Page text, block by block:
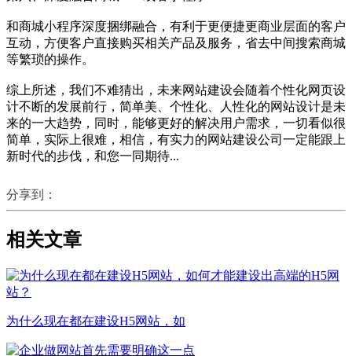
和商城小程序深度捆绑融合，有利于更便捷更商业层面的客户
互动，方便客户直接购买相关产品及服务，省去中间搜索商城
等繁琐的操作。
综上所述，我们不难猜出，未来网站建设会随着个性化网页设
计不断的发展前行，简单美、个性化、人性化的网站设计是未
来的一大趋势，同时，能够更好的解决用户需求，一切看似很
简单，实际上很难，相信，有实力的网站建设公司一定能跟上
新时代的步伐，和您一同期待...
分享到：
相关文章
为什么现在都在建设H5网站，如